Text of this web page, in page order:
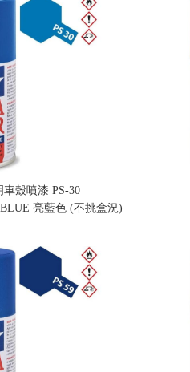
殼噴漆 PS-30
亮藍色 (不挑盒況)